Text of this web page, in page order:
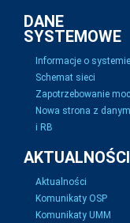
DANE
SYSTEMOWE
Informacje o systemie
Schemat sieci
Zapotrzebowanie
Nowa strona z
i RB
AKTUALNOŚCI
Aktualności
Komunikaty OSP
Komunikaty UMM